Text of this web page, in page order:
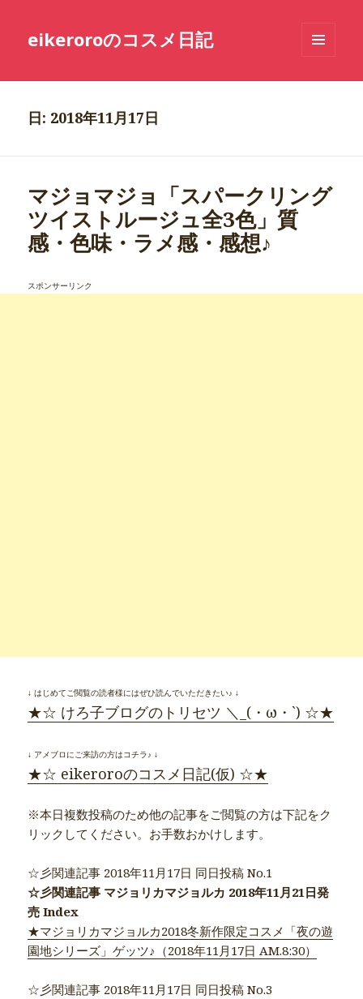
eikeroroのコスメ日記
ーとウ
日: 2018年11月17日
マジョマジョ「スパークリング
ツイストルージュ全3色」質
感・色味・ラメ感・感想♪
スポンサーリンク
↓ はじめてご閲覧の読者様にはぜひ読んでいただきたい♪ ↓
★☆ けろ子ブログのトリセツ ＼_(・ω・`) ☆★
↓ アメブロにご来訪の方はコチラ♪ ↓
★☆ eikeroroのコスメ日記(仮) ☆★
※本日複数投稿のため他の記事をご閲覧の方は下記をク
リックしてください。お手数おかけします。
☆彡関連記事 2018年11月17日 同日投稿 No.1
☆彡関連記事 マジョリカマジョルカ 2018年11月21日発
売 Index
★マジョリカマジョルカ2018冬新作限定コスメ「夜の遊
園地シリーズ」ゲッツ♪（2018年11月17日 AM.8:30）
☆彡関連記事 2018年11月17日 同日投稿 No.3